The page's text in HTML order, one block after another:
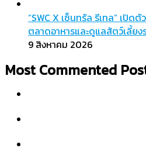
“SWC X เซ็นทรัล รีเทล” เปิด
ตลาดอาหารและดูแลสัตว์เลี้ย
9 สิงหาคม 2026
Most Commented